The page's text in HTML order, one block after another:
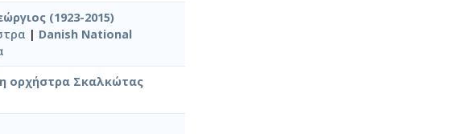
(1923-2015)
| Danish National
ορχήστρα Σκαλκώτας